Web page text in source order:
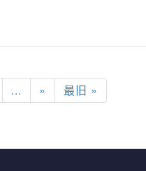
... » 最旧 »